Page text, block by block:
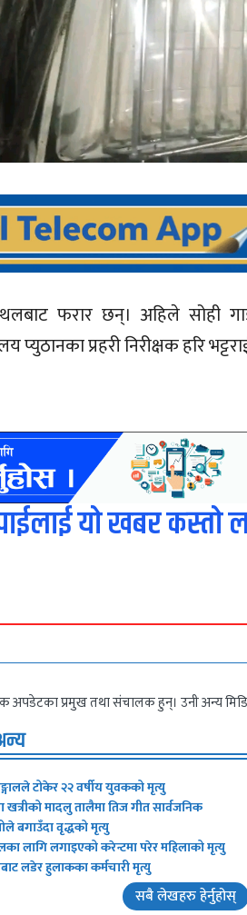
फरार छन्। अहिले सोही
प्युठानका प्रहरी निरीक्षक हरि
यो खबर कस्तो
अपडेटका प्रमुख तथा संचालक हुन्। उनी अन्य
टोकेर २२ वर्षीय युवकको मृत्यु
खत्रीको मादलु तालैमा तिज गीत सार्वजनिक
बगाउँदा वृद्धको मृत्यु
लागि लगाइएको करेन्टमा परेर महिलाको मृत्यु
लडेर हुलाकका कर्मचारी मृत्यु
सबै लेखहरु हेर्नुहोस्